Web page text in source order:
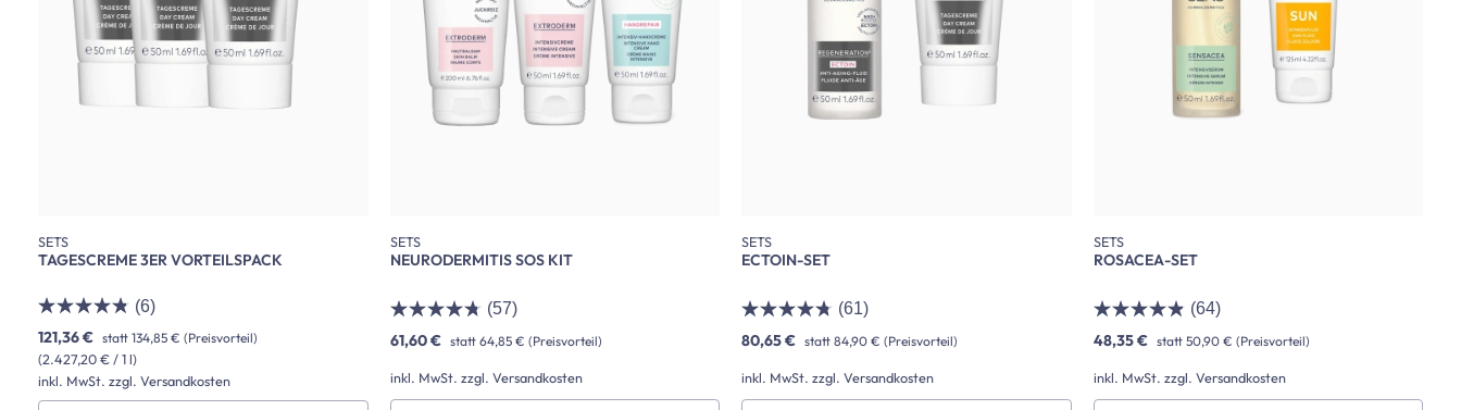
SETS
TAGESCREME 3ER VORTEILSPACK
(6)
(2.427,20 € / 1 l)
121,36 € statt 134,85 € (Preisvorteil)
inkl. MwSt. zzgl. Versandkosten
SETS
NEURODERMITIS SOS KIT
(57)
61,60 € statt 64,85 € (Preisvorteil)
inkl. MwSt. zzgl. Versandkosten
SETS
ECTOIN-SET
(61)
80,65 € statt 84,90 € (Preisvorteil)
inkl. MwSt. zzgl. Versandkosten
SETS
ROSACEA-SET
(64)
48,35 € statt 50,90 € (Preisvorteil)
inkl. MwSt. zzgl. Versandkosten